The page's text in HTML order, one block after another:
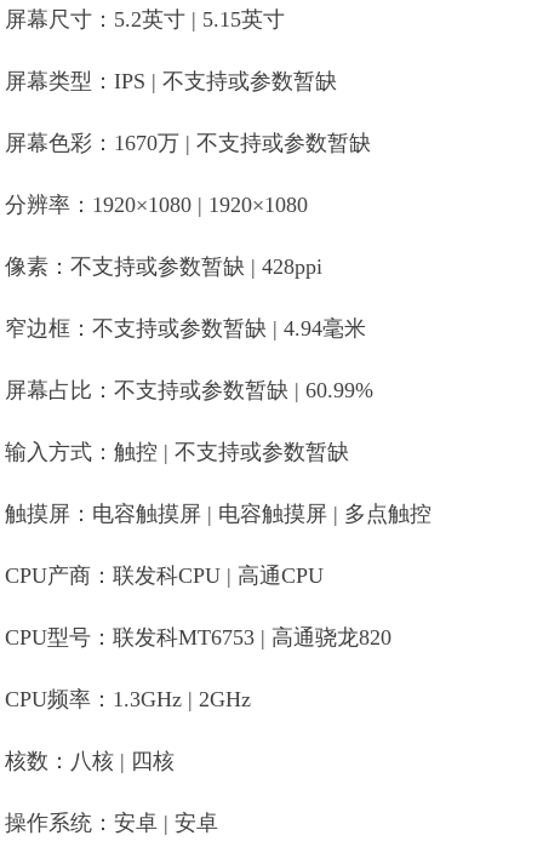
屏幕尺寸：5.2英寸 | 5.15英寸
屏幕类型：IPS | 不支持或参数暂缺
屏幕色彩：1670万 | 不支持或参数暂缺
分辨率：1920×1080 | 1920×1080
像素：不支持或参数暂缺 | 428ppi
窄边框：不支持或参数暂缺 | 4.94毫米
屏幕占比：不支持或参数暂缺 | 60.99%
输入方式：触控 | 不支持或参数暂缺
触摸屏：电容触摸屏 | 电容触摸屏 | 多点触控
CPU产商：联发科CPU | 高通CPU
CPU型号：联发科MT6753 | 高通骁龙820
CPU频率：1.3GHz | 2GHz
核数：八核 | 四核
操作系统：安卓 | 安卓